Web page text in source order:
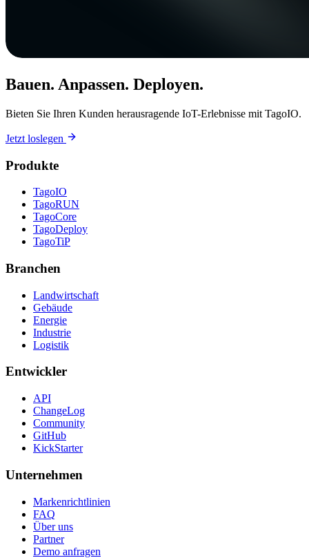
Bauen. Anpassen. Deployen.
Bieten Sie Ihren Kunden herausragende IoT-Erlebnisse mit TagoIO.
Jetzt loslegen
Produkte
TagoIO
TagoRUN
TagoCore
TagoDeploy
TagoTiP
Branchen
Landwirtschaft
Gebäude
Energie
Industrie
Logistik
Entwickler
API
ChangeLog
Community
GitHub
KickStarter
Unternehmen
Markenrichtlinien
FAQ
Über uns
Partner
Demo anfragen